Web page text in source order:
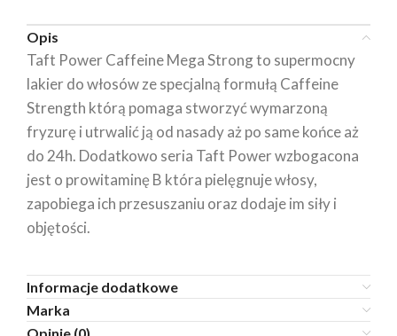
Opis
Taft Power Caffeine Mega Strong to supermocny
lakier do włosów ze specjalną formułą Caffeine
Strength którą pomaga stworzyć wymarzoną
fryzurę i utrwalić ją od nasady aż po same końce aż
do 24h. Dodatkowo seria Taft Power wzbogacona
jest o prowitaminę B która pielęgnuje włosy,
zapobiega ich przesuszaniu oraz dodaje im siły i
objętości.
Informacje dodatkowe
Marka